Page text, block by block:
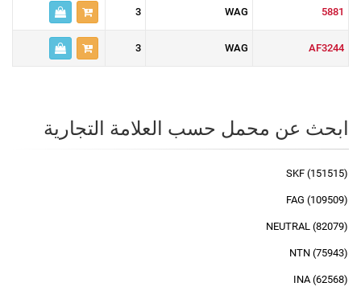
5881
WAG
3
AF3244
WAG
3
ابحث عن محمل حسب العلامة التجارية
SKF (151515)
FAG (109509)
NEUTRAL (82079)
NTN (75943)
INA (62568)